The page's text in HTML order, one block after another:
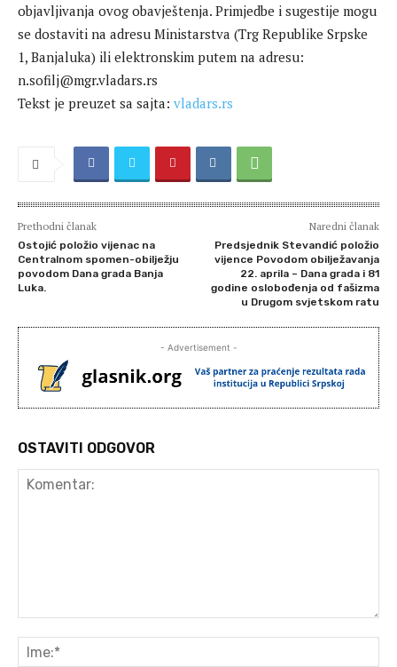
objavljivanja ovog obavještenja. Primjedbe i sugestije mogu
se dostaviti na adresu Ministarstva (Trg Republike Srpske
1, Banjaluka) ili elektronskim putem na adresu:
n.sofilj@mgr.vladars.rs
Tekst je preuzet sa sajta: vladars.rs
Prethodni članak
Ostojić položio vijenac na
Centralnom spomen-obilježju
povodom Dana grada Banja
Luka.
Naredni članak
Predsjednik Stevandić položio
vijence Povodom obilježavanja
22. aprila – Dana grada i 81
godine oslobođenja od fašizma
u Drugom svjetskom ratu
- Advertisement -
OSTAVITI ODGOVOR